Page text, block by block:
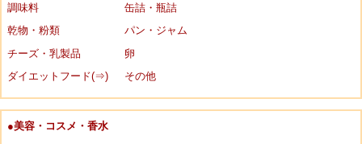
調味料
缶詰・瓶詰
乾物・粉類
パン・ジャム
チーズ・乳製品
卵
ダイエットフード(⇒)
その他
●美容・コスメ・香水